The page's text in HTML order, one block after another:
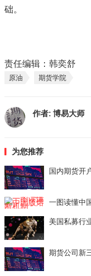
础。
责任编辑：韩奕舒
原油 期货学院
作者: 博易大师
为您推荐
国内期货开
一图读懂中
美国私募行
期货公司新